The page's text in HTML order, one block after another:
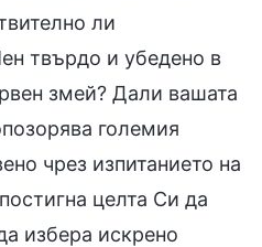
ли
твърдо и убедено в
змей? Дали вашата
големия
чрез изпитанието на
целта Си да
избера искрено